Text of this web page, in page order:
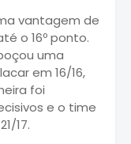
vantagem de
o 16º ponto.
uma
em 16/16,
foi
e o time
17.